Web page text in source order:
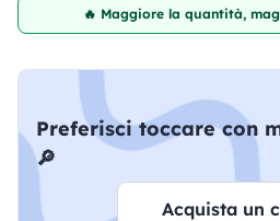
🔥 Maggiore la quantità,
Preferisci toccare con
🔎
Acquista un